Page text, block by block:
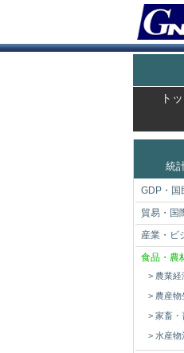
ト
統
GDP・国
貿易・国
産業・ビ
食品・農
農業経
農産物
家畜・
水産物